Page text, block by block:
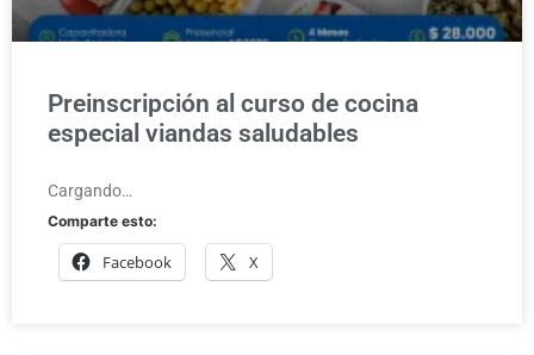
Preinscripción al curso de cocina
especial viandas saludables
Cargando…
Comparte esto:
Facebook X